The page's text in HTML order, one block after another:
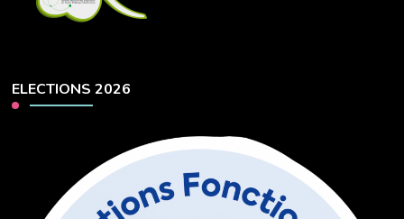
ELECTIONS 2026